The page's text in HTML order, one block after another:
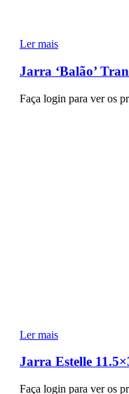
Ler mais
Jarra ‘Balão’
Faça login para ver os
Ler mais
Jarra Estelle
Faça login para ver os